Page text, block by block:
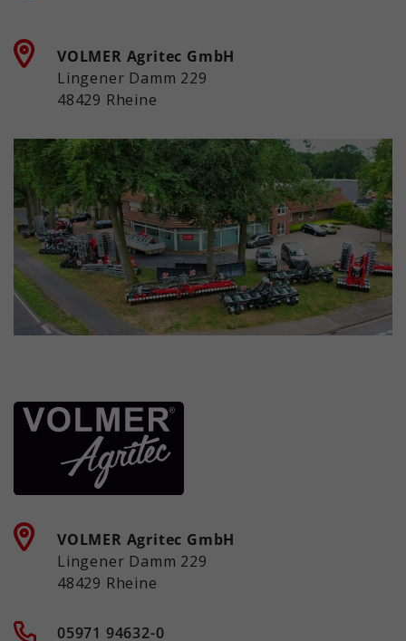
VOLMER Agritec GmbH
Lingener Damm 229
48429 Rheine
VOLMER Agritec GmbH
Lingener Damm 229
48429 Rheine
05971 94632-0